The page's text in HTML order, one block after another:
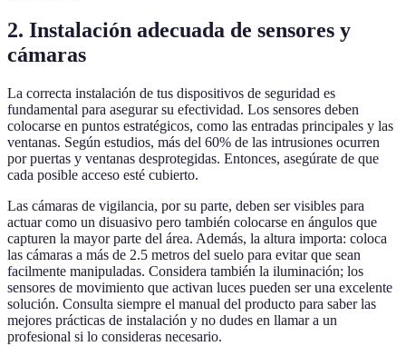
2. Instalación adecuada de sensores y
cámaras
La correcta instalación de tus dispositivos de seguridad es
fundamental para asegurar su efectividad. Los sensores deben
colocarse en puntos estratégicos, como las entradas principales y las
ventanas. Según estudios, más del 60% de las intrusiones ocurren
por puertas y ventanas desprotegidas. Entonces, asegúrate de que
cada posible acceso esté cubierto.
Las cámaras de vigilancia, por su parte, deben ser visibles para
actuar como un disuasivo pero también colocarse en ángulos que
capturen la mayor parte del área. Además, la altura importa: coloca
las cámaras a más de 2.5 metros del suelo para evitar que sean
facilmente manipuladas. Considera también la iluminación; los
sensores de movimiento que activan luces pueden ser una excelente
solución. Consulta siempre el manual del producto para saber las
mejores prácticas de instalación y no dudes en llamar a un
profesional si lo consideras necesario.